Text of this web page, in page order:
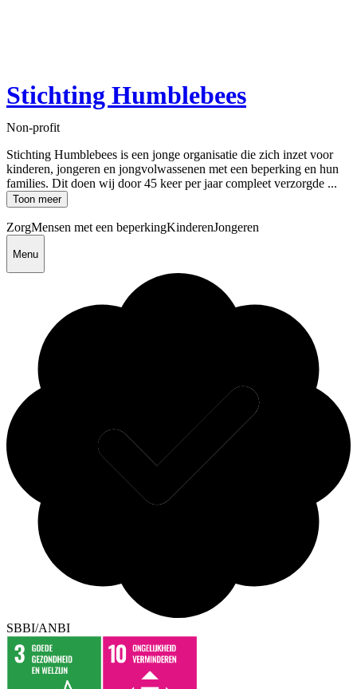
Stichting Humblebees
Non-profit
Stichting Humblebees is een jonge organisatie die zich inzet voor
kinderen, jongeren en jongvolwassenen met een beperking en hun
families. Dit doen wij door 45 keer per jaar compleet verzorgde ...
Toon meer
ZorgMensen met een beperkingKinderenJongeren
Menu
SBBI/ANBI